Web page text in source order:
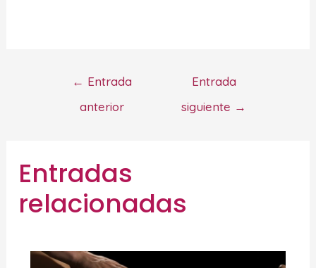
← Entrada
anterior
Entrada
siguiente →
Entradas
relacionadas